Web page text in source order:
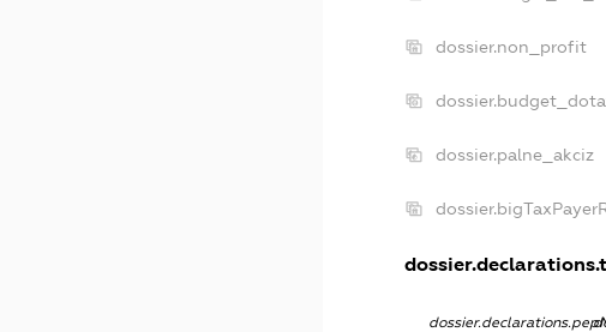
dossier.non_profit
dossier.palne_akciz